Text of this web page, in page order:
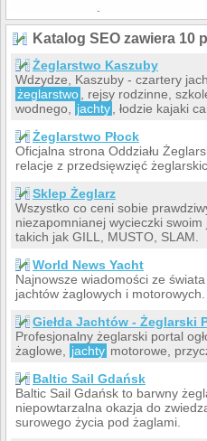
Katalog SEO zawiera 10
Żeglarstwo Kaszuby
Wdzydze, Kaszuby - czartery
żeglarstwo
, rejsy rodzinne,
wodnego,
jachty
, łodzie kajaki
Żeglarstwo Płock
Oficjalna strona Oddziału
relacje z przedsięwzięć
Sklep Żeglarz
Wszystko co ceni sobie
niezapomnianej wycieczki
takich jak GILL, MUSTO, SLAM.
World News Yacht
Najnowsze wiadomości ze
jachtów żaglowych i
Giełda Jachtów - Żeglarski
Profesjonalny żeglarski portal
żaglowe,
jachty motorowe,
Baltic Sail Gdańsk
Baltic Sail Gdańsk to barwny
niepowtarzalna okazja do
surowego życia pod żaglami.